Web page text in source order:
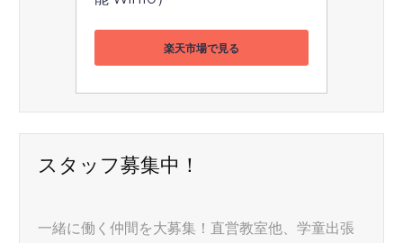
楽天市場で見る
スタッフ募集中！
一緒に働く仲間を大募集！直営教室他、学童出張